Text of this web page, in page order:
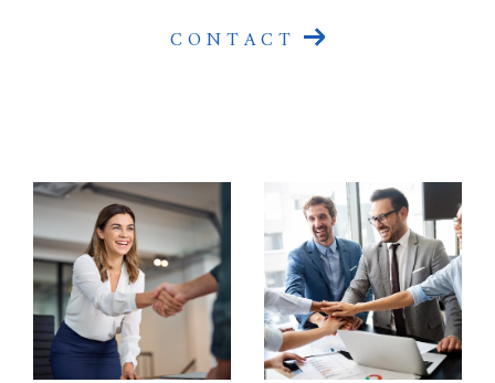
caractère, d'investissements locatifs ou de locaux
Votre partenaire immobilier de
confiance
Transaction immobilière
ChezAgence du Courreau, chaque projet est unique.
Nous nous engageons à vous offrir une visibilité
maximale à travers nosannonces immobilières à Mon
CONTACT